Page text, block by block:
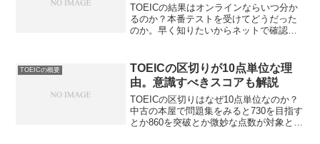
TOEICの結果はオンラインならいつ分か
るのか？本番テストを受けてどうだった
のか。早く知りたいからネットで確認す
TOEICの結果がオンラインで分かるのは
いつなのかを解説します。
TOEICの概要
TOEICの区切りが10点単位な理
由。意識すべきスコアも解説
TOEICの区切りはなぜ10点単位なのか？
中古の本屋で問題集をみると730を目指す
とか860を突破とか微妙な点数が対象とな